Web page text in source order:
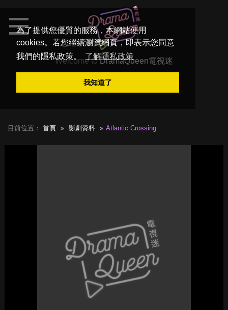
為了提供您優質的服務，本網站使用
cookies。若您繼續瀏覽網頁，即表示您同意
我們的隱私政策。
了解隱私政策
我知道了
Welcome toDramaQueen電視迷
目前位置： 首頁 影劇資料 Atlantic Crossing